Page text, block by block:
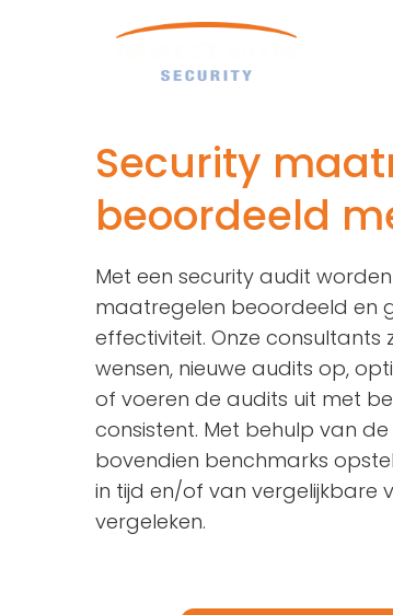
Toegangscontrole
Camerabeveiliging
Inbraakbeveiliging
Perimeterbeveiliging
Security Management
Bouwkundig
Visitor Management
Security
beoordeeld
Met een security audit
maatregelen beoordeeld en
effectiviteit. Onze consultants
wensen, nieuwe audits op,
of voeren de audits uit met
consistent. Met behulp van
bovendien benchmarks
in tijd en/of van vergelijkbare
vergeleken.